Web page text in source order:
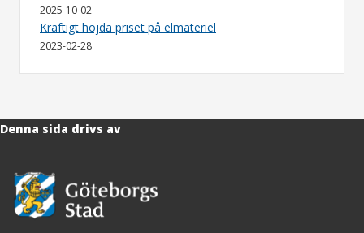
2025-10-02
Kraftigt höjda priset på elmateriel
2023-02-28
Denna sida drivs av